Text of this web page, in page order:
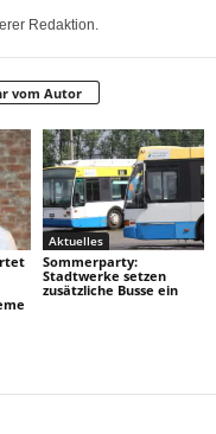
Redaktion.
vom Autor
Aktuelles
Sommerparty:
Stadtwerke setzen
zusätzliche Busse ein